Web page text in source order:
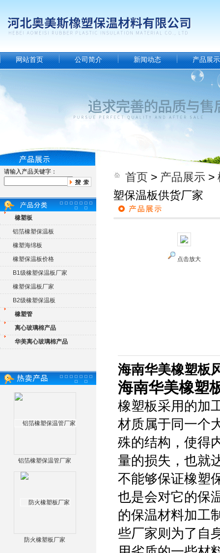
网站首页 公司简介 新闻动态 产品展示
请输入产品关键字：
橡塑板
铝箔橡塑保温板
橡塑海绵板
橡塑保温板价格
B1级橡塑保温板厂家
橡塑保温板厂家
B2级橡塑保温板
橡塑管
离心玻璃棉产品
华美离心玻璃棉产品
铝箔橡塑保温管厂家
防火橡塑板厂家
首页 > 产品展示 >
塑保温板供货厂家
点击放大
海南华美橡塑板
海南华美橡塑
橡塑板采用的加
材质属于同一个
殊的结构，使得
量的损失，也就
不能够保证橡塑
也是会对它的保
的保温材料加工
些厂家则为了自